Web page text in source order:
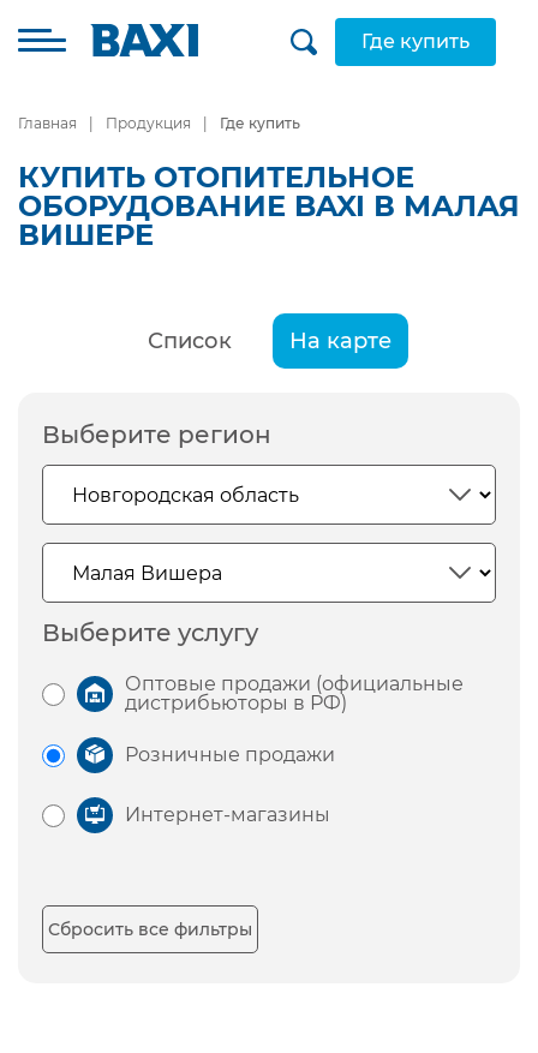
Где купить
Главная Продукция Где купить
КУПИТЬ ОТОПИТЕЛЬНОЕ
ОБОРУДОВАНИЕ BAXI В МАЛАЯ
ВИШЕРЕ
Список На карте
Выберите регион
Выберите услугу
Оптовые продажи (официальные
дистрибьюторы в РФ)
Розничные продажи
Интернет-магазины
Сбросить все фильтры